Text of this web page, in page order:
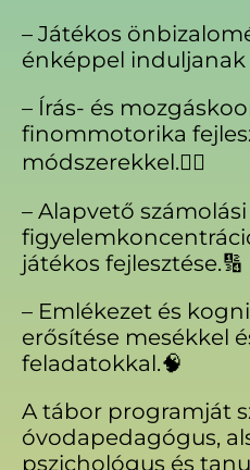
– Játékos
énképpel induljanak
– Írás- és
finommotorika
módszerekkel.✍🏻
– Alapvető számolási
játékos fejlesztése.🔢
– Emlékezet és
erősítése mesékkel
feladatokkal.🧠
A tábor programját
óvodapedagógus,
pszichológus és